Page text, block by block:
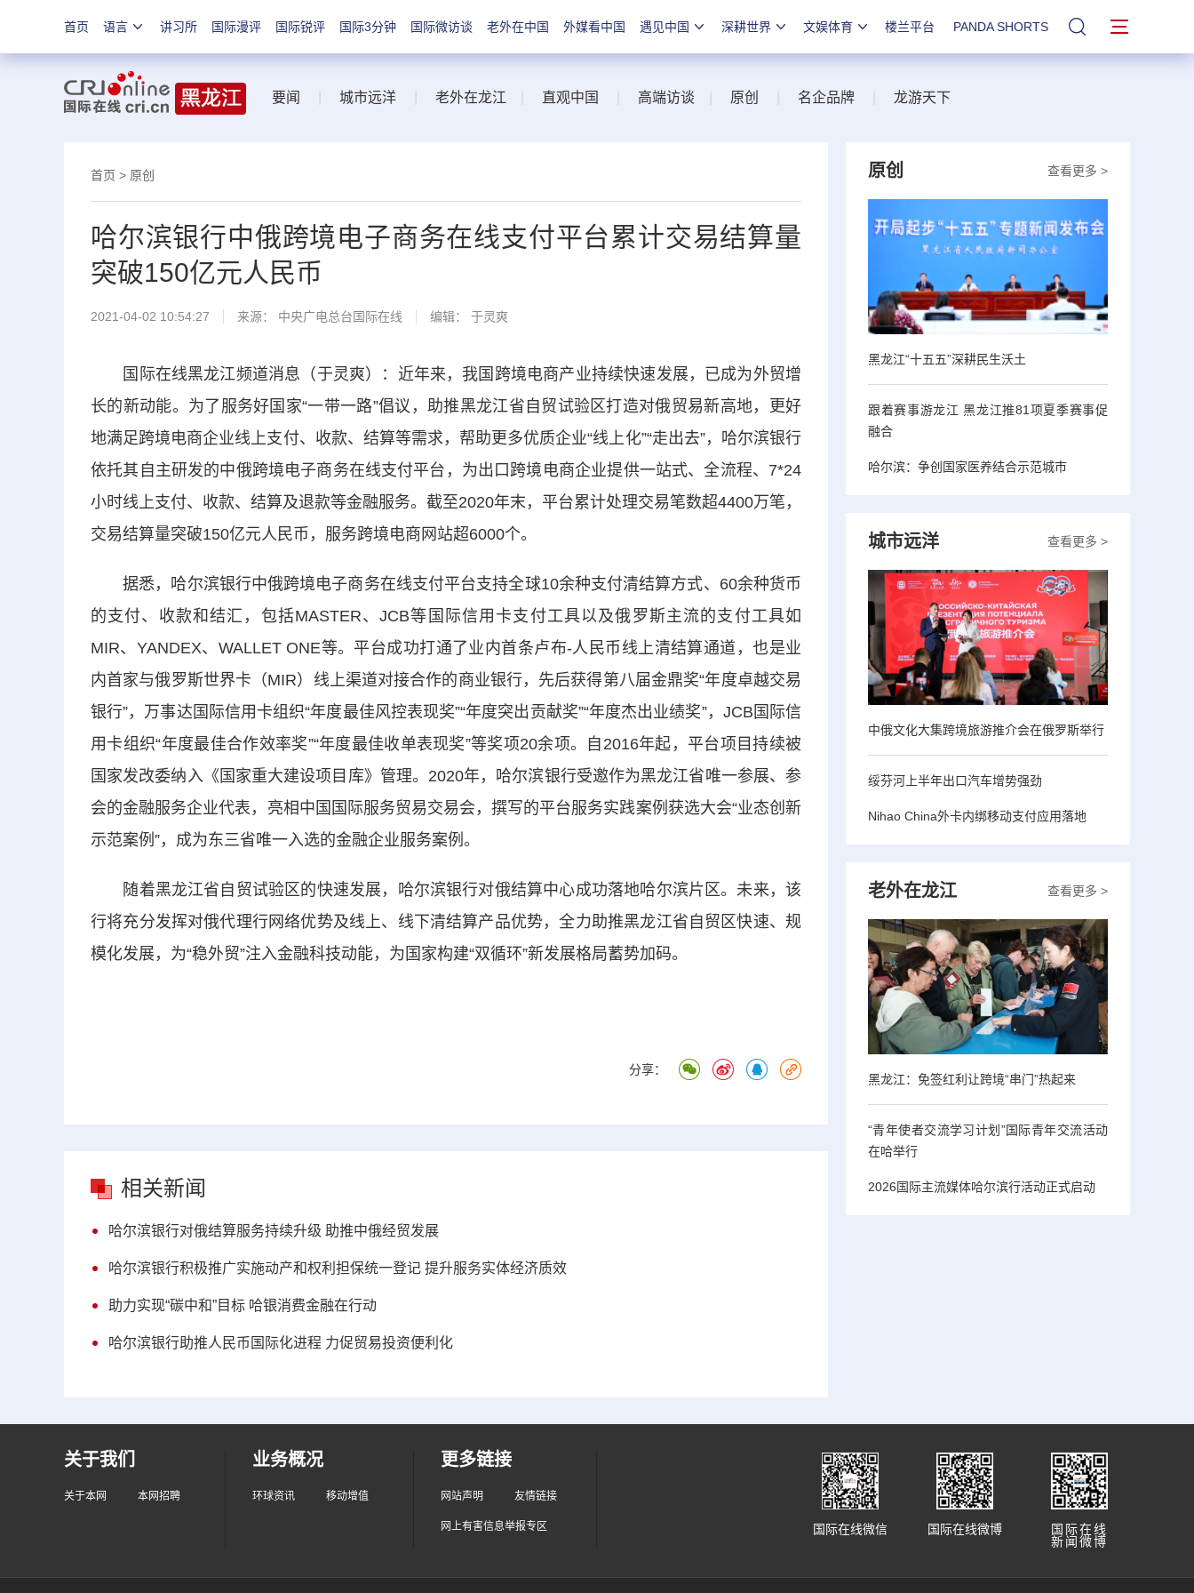
首页 语言 讲习所 国际漫评 国际锐评 国际3分钟 国际微访谈 老外在中国 外媒看中国 遇见中国 深耕世界 文娱体育 楼兰平台 PANDA SHORTS 站内搜索
要闻 城市远洋 老外在龙江 直观中国 高端访谈 原创 名企品牌 龙游天下
首页 > 原创
哈尔滨银行中俄跨境电子商务在线支付平台累计交易结算量
突破150亿元人民币
2021-04-02 10:54:27 来源： 中央广电总台国际在线 编辑： 于灵爽
国际在线黑龙江频道消息（于灵爽）：近年来，我国跨境电商产业持续快速发展，已成为外贸增
长的新动能。为了服务好国家“一带一路”倡议，助推黑龙江省自贸试验区打造对俄贸易新高地，更好
地满足跨境电商企业线上支付、收款、结算等需求，帮助更多优质企业“线上化”“走出去”，哈尔滨银行
依托其自主研发的中俄跨境电子商务在线支付平台，为出口跨境电商企业提供一站式、全流程、7*24
小时线上支付、收款、结算及退款等金融服务。截至2020年末，平台累计处理交易笔数超4400万笔，
交易结算量突破150亿元人民币，服务跨境电商网站超6000个。
据悉，哈尔滨银行中俄跨境电子商务在线支付平台支持全球10余种支付清结算方式、60余种货币
的支付、收款和结汇，包括MASTER、JCB等国际信用卡支付工具以及俄罗斯主流的支付工具如
MIR、YANDEX、WALLET ONE等。平台成功打通了业内首条卢布-人民币线上清结算通道，也是业
内首家与俄罗斯世界卡（MIR）线上渠道对接合作的商业银行，先后获得第八届金鼎奖“年度卓越交易
银行”，万事达国际信用卡组织“年度最佳风控表现奖”“年度突出贡献奖”“年度杰出业绩奖”，JCB国际信
用卡组织“年度最佳合作效率奖”“年度最佳收单表现奖”等奖项20余项。自2016年起，平台项目持续被
国家发改委纳入《国家重大建设项目库》管理。2020年，哈尔滨银行受邀作为黑龙江省唯一参展、参
会的金融服务企业代表，亮相中国国际服务贸易交易会，撰写的平台服务实践案例获选大会“业态创新
示范案例”，成为东三省唯一入选的金融企业服务案例。
随着黑龙江省自贸试验区的快速发展，哈尔滨银行对俄结算中心成功落地哈尔滨片区。未来，该
行将充分发挥对俄代理行网络优势及线上、线下清结算产品优势，全力助推黑龙江省自贸区快速、规
模化发展，为“稳外贸”注入金融科技动能，为国家构建“双循环”新发展格局蓄势加码。
分享：
相关新闻
哈尔滨银行对俄结算服务持续升级 助推中俄经贸发展
哈尔滨银行积极推广实施动产和权利担保统一登记 提升服务实体经济质效
助力实现“碳中和”目标 哈银消费金融在行动
哈尔滨银行助推人民币国际化进程 力促贸易投资便利化
查看更多 >
原创
黑龙江“十五五”深耕民生沃土
跟着赛事游龙江 黑龙江推81项夏季赛事促
融合
哈尔滨：争创国家医养结合示范城市
查看更多 >
城市远洋
中俄文化大集跨境旅游推介会在俄罗斯举行
绥芬河上半年出口汽车增势强劲
Nihao China外卡内绑移动支付应用落地
查看更多 >
老外在龙江
黑龙江：免签红利让跨境“串门”热起来
“青年使者交流学习计划”国际青年交流活动
在哈举行
2026国际主流媒体哈尔滨行活动正式启动
关于我们
关于本网 本网招聘
业务概况
环球资讯 移动增值
更多链接
网站声明 友情链接
网上有害信息举报专区
国际在线
新闻微博
国际在线微博
国际在线微信